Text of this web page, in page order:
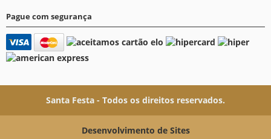
Pague com segurança
Santa Festa - Todos os direitos reservados.
Desenvolvimento de Sites